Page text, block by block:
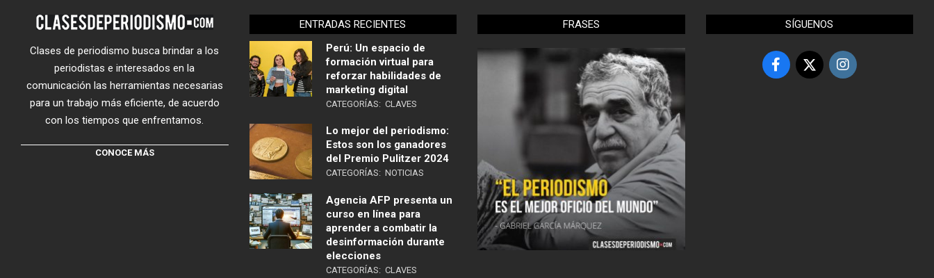
Clases de periodismo busca brindar a los
periodistas e interesados en la
comunicación las herramientas necesarias
para un trabajo más eficiente, de acuerdo
con los tiempos que enfrentamos.
CONOCE MÁS
ENTRADAS RECIENTES
Perú: Un espacio de
formación virtual para
reforzar habilidades de
marketing digital
CATEGORÍAS: CLAVES
Lo mejor del periodismo:
Estos son los ganadores
del Premio Pulitzer 2024
CATEGORÍAS: NOTICIAS
Agencia AFP presenta un
curso en línea para
aprender a combatir la
desinformación durante
elecciones
CATEGORÍAS: CLAVES
FRASES SÍGUENOS